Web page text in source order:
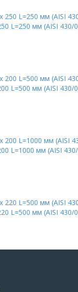
L=250 мм (AISI 430/
L=500 мм (AISI 430/
L=1000 мм (AISI
L=500 мм (AISI 430/